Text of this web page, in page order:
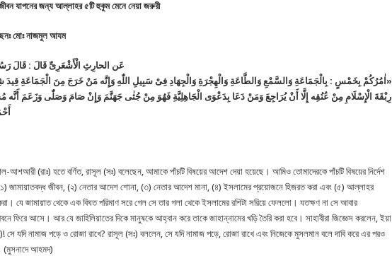
যাপনের জন্য আল্লাহর ৫টি হুকুম মেনে নেয়া জরুরী
মোঃ নাজমুল আযম
عَن الحارِثِ الْأَشْعَرِىِّ قَالَ : قَالَ
«اٰمُرُكُمْ بِخَمْسٍ : بِالْجَمَاعَةِ وَالسَّمْعِ وَالطَّاعَةِ وَالْهِجْرَةِ وَالْجِهَادِ فِىْ سَبِيلِ اللّٰهِ وَإِنَّه مَنْ خَرَجَ مِنَ الْجَمَاعَةِ قِيدَ
رِبْقَةَ الْإِسْلَامِ مِنْ عُنُقِه إِلَّا أَنْ يُرَاجِعَ وَمَنْ دَعَا بِدَعْوَى الْجَاهِلِيَّةِ فَهُوَ مِنْ جُثٰى جَهَنَّمَ وَإِنْ صَامَ وَصَلّٰى وَزَعَمَ أَنَّه
আশআরী (রাঃ) হতে বর্ণিত, রাসূল (সঃ) বলেছেন, আমাকে পাঁচটি বিষয়ের আদেশ দেয়া হয়েছে। আমিও তোমাদেরকে পাঁচটি বিষয়ের নির্দেশ
(১) জামায়াতবদ্ধ জীবন, (২) নেতার আদেশ শোনা, (৩) নেতার আদেশ মানা, (৪) ইসলামের প্রয়োজনে হিজরত করা এবং (৫) আল্লাহর
যে জামায়াত থেকে এক বিঘত পরিমাণ সরে গেল সে তার গলা থেকে ইসলামের রশিটা সরিয়ে ফেললো। যতক্ষণ না সে আবার
ফিরে আসে। আর যে জাহিলিয়াতের দিকে মানুষকে আহ্বান করে তাকে জাহান্নামের খড়ি তৈরি করা হবে। সাহাবীরা জিজ্ঞেস করলেন, ইয়া
সে যদি নামাজ পড়ে ও রোজা রাখে? রাসূল (সঃ) বললেন, সে যদি নামাজ পড়ে, রোজা রাখে এবং নিজেকে মুসলমান বলে দাবি করে এর পরও
(মুসনাদে আহমদ)